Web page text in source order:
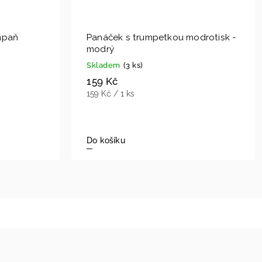
Panáček s trumpetkou modrotisk -
modrý
Skladem (3 ks)
159 Kč
159 Kč / 1 ks
Do košíku